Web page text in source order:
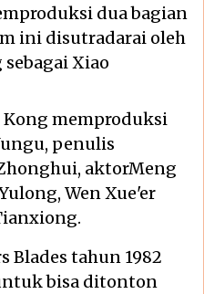
dua bagian
ini disutradarai oleh
Xiao
Kong memproduksi
penulis
aktorMeng
Wen Xue'er
Blades tahun 1982
bisa ditonton